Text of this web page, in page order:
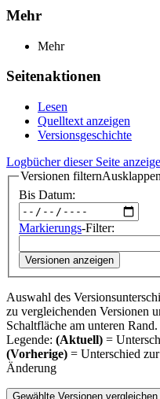
Mehr
Mehr
Seitenaktionen
Lesen
Quelltext anzeigen
Versionsgeschichte
Logbücher dieser Seite
Versionen filternAusklappen
Bis Datum:
Markierungs-Filter:
Versionen anzeigen
Auswahl des
zu vergleichenden Versionen
Schaltfläche am unteren Rand.
Legende: (Aktuell) =
(Vorherige) = Unterschied
Änderung